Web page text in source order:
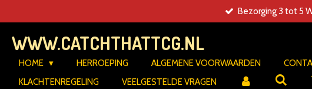
direct
naar
de
hoofdinhoud
Bezorging 3 tot 5
WWW.CATCHTHATTCG.NL
HOME HERROEPING ALGEMENE VOORWAARDEN
KLACHTENREGELING
VEELGESTELDE VRAGEN